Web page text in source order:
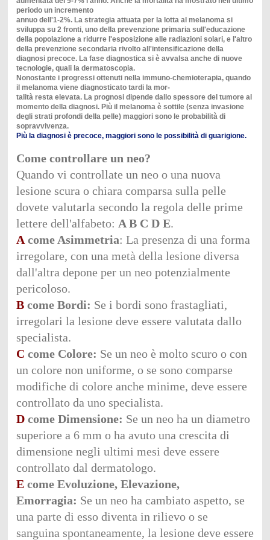
periodo un incremento
annuo dell'1-2%. La strategia attuata per la lotta al melanoma si
sviluppa su 2 fronti, uno della prevenzione primaria sull'educazione
della popolazione a ridurre l'esposizione alle radiazioni solari, e l'altro
della prevenzione secondaria rivolto all'intensificazione della
diagnosi precoce. La fase diagnostica si è avvalsa anche di nuove
tecnologie, quali la dermatoscopia.
Nonostante i progressi ottenuti nella immuno-chemioterapia, quando
il melanoma viene diagnosticato tardi la mor-
talità resta elevata. La prognosi dipende dallo spessore del tumore al
momento della diagnosi. Più il melanoma è sottile (senza invasione
degli strati profondi della pelle) maggiori sono le probabilità di
sopravvivenza.
Più la diagnosi è precoce, maggiori sono le possibilità di guarigione.
Come controllare un neo?
Quando vi controllate un neo o una nuova
lesione scura o chiara comparsa sulla pelle
dovete valutarla secondo la regola delle prime
lettere dell'alfabeto: A B C D E.
A come Asimmetria: La presenza di una forma
irregolare, con una metà della lesione diversa
dall'altra depone per un neo potenzialmente
pericoloso.
Bcome Bordi: Se i bordi sono frastagliati,
irregolari la lesione deve essere valutata dallo
specialista.
C come Colore: Se un neo è molto scuro o con
un colore non uniforme, o se sono comparse
modifiche di colore anche minime, deve essere
controllato da uno specialista.
Dcome Dimensione: Se un neo ha un diametro
superiore a 6 mm o ha avuto una crescita di
dimensione negli ultimi mesi deve essere
controllato dal dermatologo.
Ecome Evoluzione, Elevazione,
Emorragia: Se un neo ha cambiato aspetto, se
una parte di esso diventa in rilievo o se
sanguina spontaneamente, la lesione deve essere